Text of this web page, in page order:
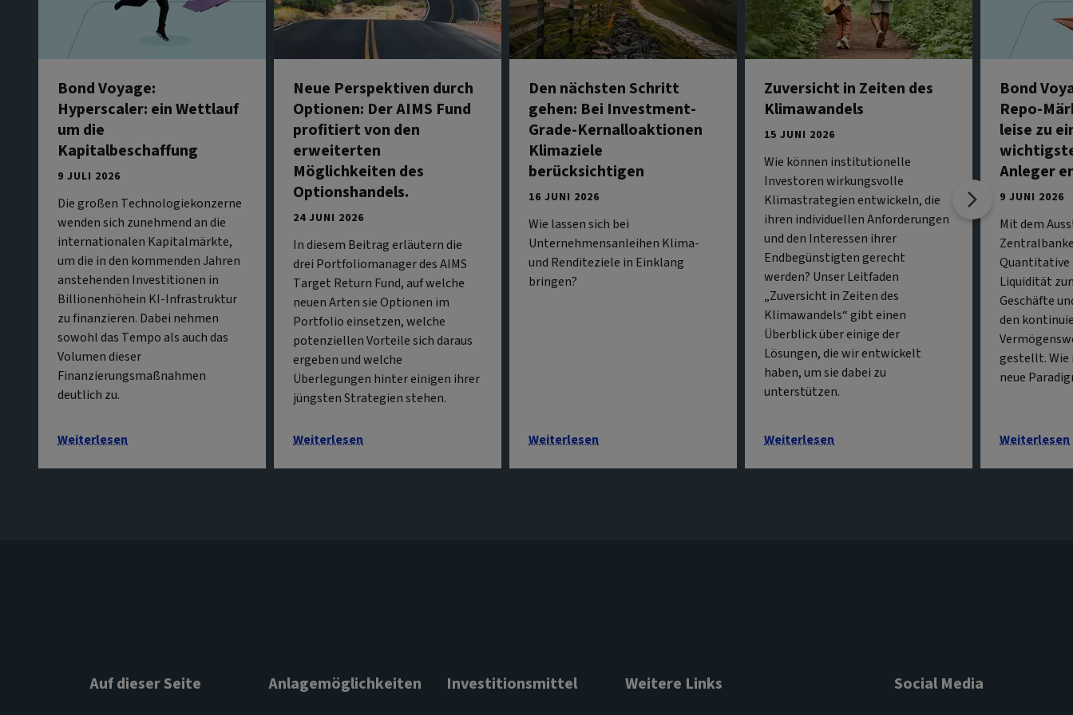
Bond Voyage:
Hyperscaler: ein Wettlauf
um die
Kapitalbeschaffung
9 JULI 2026
Die großen Technologiekonzerne
wenden sich zunehmend an die
internationalen Kapitalmärkte,
um die in den kommenden Jahren
anstehenden Investitionen in
Billionenhöhein KI-Infrastruktur
zu finanzieren. Dabei nehmen
sowohl das Tempo als auch das
Volumen dieser
Finanzierungsmaßnahmen
deutlich zu.
Weiterlesen
Neue Perspektiven durch
Optionen: Der AIMS Fund
profitiert von den
erweiterten
Möglichkeiten des
Optionshandels.
24 JUNI 2026
In diesem Beitrag erläutern die
drei Portfoliomanager des AIMS
Target Return Fund, auf welche
neuen Arten sie Optionen im
Portfolio einsetzen, welche
potenziellen Vorteile sich daraus
ergeben und welche
Überlegungen hinter einigen ihrer
jüngsten Strategien stehen.
Weiterlesen
Den nächsten Schritt
gehen: Bei Investment-
Grade-Kernalloaktionen
Klimaziele
berücksichtigen
16 JUNI 2026
Wie lassen sich bei
Unternehmensanleihen Klima-
und Renditeziele in Einklang
bringen?
Weiterlesen
Zuversicht in Zeiten des
Klimawandels
15 JUNI 2026
Wie können institutionelle
Investoren wirkungsvolle
Klimastrategien entwickeln, die
ihren individuellen Anforderungen
und den Interessen ihrer
Endbegünstigten gerecht
werden? Unser Leitfaden
„Zuversicht in Zeiten des
Klimawandels“ gibt einen
Überblick über einige der
Lösungen, die wir entwickelt
haben, um sie dabei zu
unterstützen.
Weiterlesen
Bond
Repo-
leise zu
Anleger
9 JUNI 2026
Mit dem
Quantitative
Liquidität
Geschäfte
den
gestellt. Wie
neue
Weiterlesen
Auf dieser Seite Anlagemöglichkeiten Investitionsmittel Weitere Links Social Media